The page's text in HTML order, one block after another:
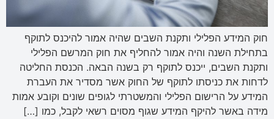
חוק המידע הפלילי ותקנת השבים שהיה אמור להיכנס לתוקף
בתחילת השנה והיה אמור להחליף את חוק המרשם הפלילי
ותקנת השבים, ייכנס לתוקף רק בשנה הבאה. הכנסת החליטה
לדחות את כניסתו לתוקף של החוק אשר מסדיר את העברת
המידע על הרישום הפלילי והמשטרתי לגופים שונים וקובע אמות
מידה באשר להיקף המידע שגוף מסוים רשאי לקבל, כמו […]